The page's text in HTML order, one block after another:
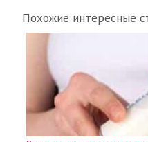
Похожие интересные